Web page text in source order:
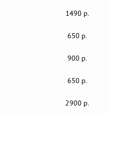
1490 р.
650 р.
900 р.
650 р.
2900 р.